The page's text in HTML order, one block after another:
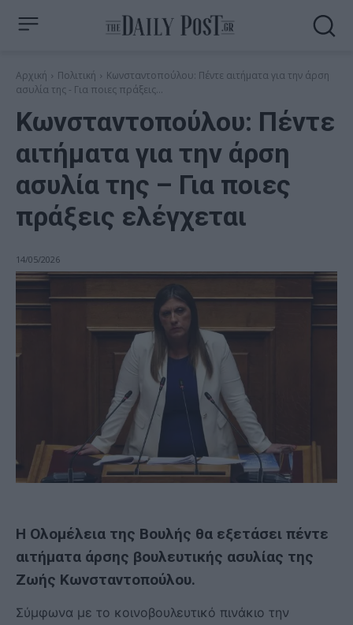
Αρχική Πολιτική
Κωνσταντοπούλου: Πέντε αιτήματα για την άρση
ασυλία της - Για ποιες πράξεις...
Κωνσταντοπούλου: Πέντε
αιτήματα για την άρση
ασυλία της – Για ποιες
πράξεις ελέγχεται
14/05/2026
Η Ολομέλεια της Βουλής θα εξετάσει πέντε
αιτήματα άρσης βουλευτικής ασυλίας της
Ζωής Κωνσταντοπούλου.
Σύμφωνα με το κοινοβουλευτικό πινάκιο την